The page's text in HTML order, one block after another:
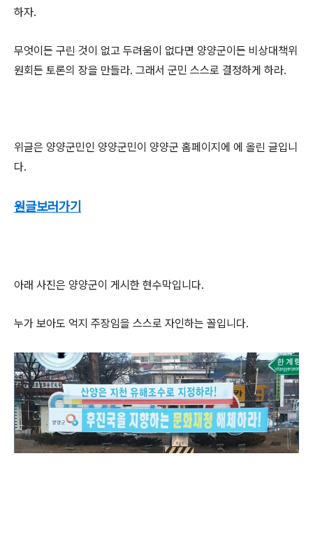
하자.
무엇이든 구린 것이 없고 두려움이 없다면 양양군이든 비상대책위
원회든 토론의 장을 만들라. 그래서 군민 스스로 결정하게 하라.
위글은 양양군민인 양양군민이 양양군 홈페이지에 에 올린 글입니
다.
원글보러가기
아래 사진은 양양군이 게시한 현수막입니다.
누가 보아도 억지 주장임을 스스로 자인하는 꼴입니다.